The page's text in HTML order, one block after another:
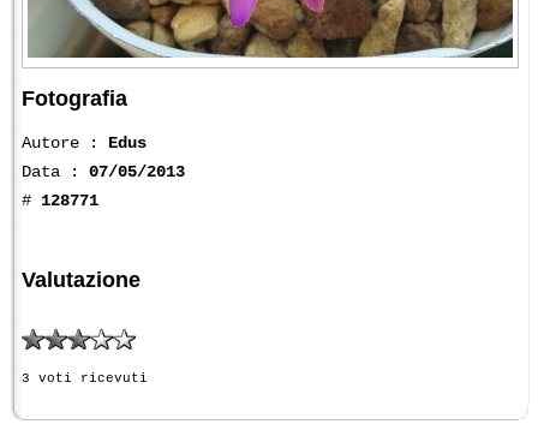
Fotografia
Autore : Edus
Data : 07/05/2013
# 128771
Valutazione
3 voti ricevuti